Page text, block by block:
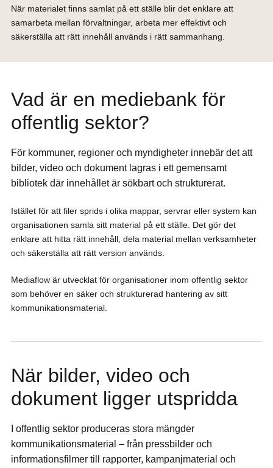
När materialet finns samlat på ett ställe blir det enklare att
samarbeta mellan förvaltningar, arbeta mer effektivt och
säkerställa att rätt innehåll används i rätt sammanhang.
Vad är en mediebank för
offentlig sektor?
För kommuner, regioner och myndigheter innebär det att
bilder, video och dokument lagras i ett gemensamt
bibliotek där innehållet är sökbart och strukturerat.
Istället för att filer sprids i olika mappar, servrar eller system kan
organisationen samla sitt material på ett ställe. Det gör det
enklare att hitta rätt innehåll, dela material mellan verksamheter
och säkerställa att rätt version används.
Mediaflow är utvecklat för organisationer inom offentlig sektor
som behöver en säker och strukturerad hantering av sitt
kommunikationsmaterial.
När bilder, video och
dokument ligger utspridda
I offentlig sektor produceras stora mängder
kommunikationsmaterial – från pressbilder och
informationsfilmer till rapporter, kampanjmaterial och